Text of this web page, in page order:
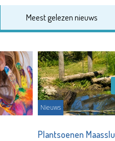
Meest gelezen nieuws
Nieuws
Plantsoenen